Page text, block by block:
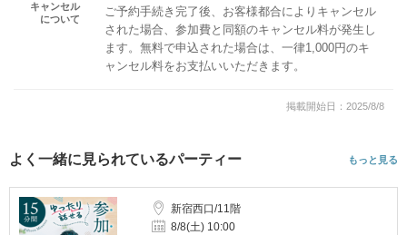
キャンセル
について
ご予約手続き完了後、お客様都合によりキャンセル
された場合、参加費と同額のキャンセル料が発生し
ます。無料で申込された場合は、一律1,000円のキ
ャンセル料をお支払いいただきます。
掲載開始日：2025/8/8
よく一緒に見られているパーティー もっと見る
新宿西口/11階
8/8(土) 10:00